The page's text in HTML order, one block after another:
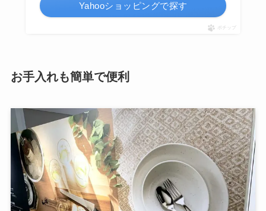
Yahooショッピングで探す
ポチップ
お手入れも簡単で便利